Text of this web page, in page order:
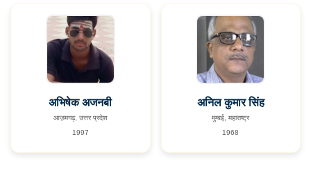
अभिषेक अजनबी
आज़मगढ़, उत्तर प्रदेश
1997
अनिल कुमार सिंह
मुम्बई, महाराष्ट्र
1968